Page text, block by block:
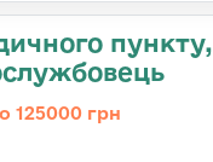
пункту,
125000 грн